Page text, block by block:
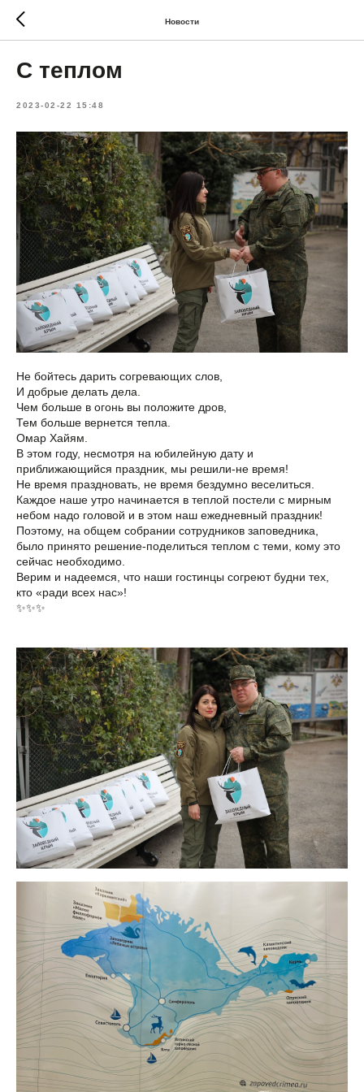
Новости
С теплом
2023-02-22 15:48
Не бойтесь дарить согревающих слов,
И добрые делать дела.
Чем больше в огонь вы положите дров,
Тем больше вернется тепла.
Омар Хайям.
В этом году, несмотря на юбилейную дату и
приближающийся праздник, мы решили-не время!
Не время праздновать, не время бездумно веселиться.
Каждое наше утро начинается в теплой постели с мирным
небом надо головой и в этом наш ежедневный праздник!
Поэтому, на общем собрании сотрудников заповедника,
было принято решение-поделиться теплом с теми, кому это
сейчас необходимо.
Верим и надеемся, что наши гостинцы согреют будни тех,
кто «ради всех нас»!
✨✨✨